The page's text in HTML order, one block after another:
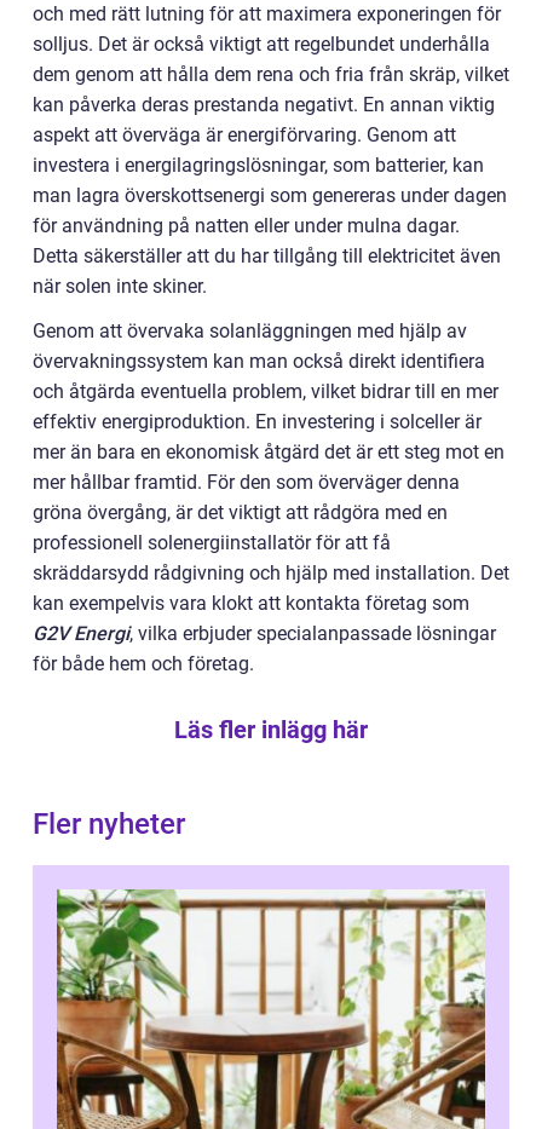
och med rätt lutning för att maximera exponeringen för
solljus. Det är också viktigt att regelbundet underhålla
dem genom att hålla dem rena och fria från skräp, vilket
kan påverka deras prestanda negativt. En annan viktig
aspekt att överväga är energiförvaring. Genom att
investera i energilagringslösningar, som batterier, kan
man lagra överskottsenergi som genereras under dagen
för användning på natten eller under mulna dagar.
Detta säkerställer att du har tillgång till elektricitet även
när solen inte skiner.
Genom att övervaka solanläggningen med hjälp av
övervakningssystem kan man också direkt identifiera
och åtgärda eventuella problem, vilket bidrar till en mer
effektiv energiproduktion. En investering i solceller är
mer än bara en ekonomisk åtgärd det är ett steg mot en
mer hållbar framtid. För den som överväger denna
gröna övergång, är det viktigt att rådgöra med en
professionell solenergiinstallatör för att få
skräddarsydd rådgivning och hjälp med installation. Det
kan exempelvis vara klokt att kontakta företag som
G2V Energi, vilka erbjuder specialanpassade lösningar
för både hem och företag.
Läs fler inlägg här
Fler nyheter